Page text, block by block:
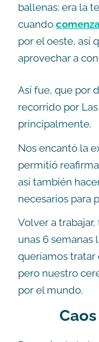
ballenas: era la
cuando
por el oeste, así
aprovechar a
Así fue, que por
recorrido por
principalmente.
Nos encantó la
permitió
así también
necesarios para
Volver a
unas 6
queríamos tratar
pero nuestro
por el mundo.